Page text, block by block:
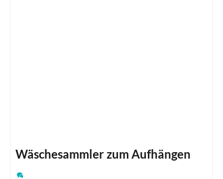
Wäschesammler zum Aufhängen